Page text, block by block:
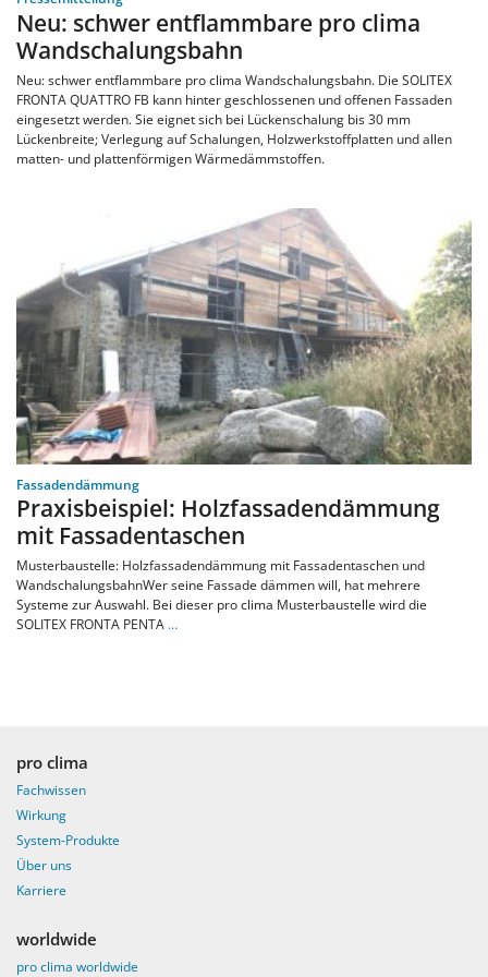
Neu: schwer entflammbare pro clima
Wandschalungsbahn
Neu: schwer entflammbare pro clima Wandschalungsbahn. Die SOLITEX
FRONTA QUATTRO FB kann hinter geschlossenen und offenen Fassaden
eingesetzt werden. Sie eignet sich bei Lückenschalung bis 30 mm
Lückenbreite; Verlegung auf Schalungen, Holzwerkstoffplatten und allen
matten- und plattenförmigen Wärmedämmstoffen.
Fassadendämmung
Praxisbeispiel: Holzfassadendämmung
mit Fassadentaschen
Musterbaustelle: Holzfassadendämmung mit Fassadentaschen und
WandschalungsbahnWer seine Fassade dämmen will, hat mehrere
Systeme zur Auswahl. Bei dieser pro clima Musterbaustelle wird die
SOLITEX FRONTA PENTA …
pro clima
Fachwissen
Wirkung
System-Produkte
Über uns
Karriere
worldwide
pro clima worldwide